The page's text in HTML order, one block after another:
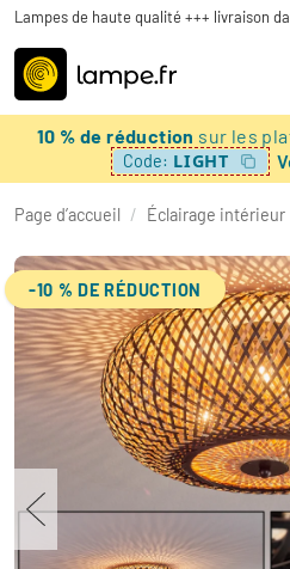
Lampes de haute qualité +++ livraison
10 % de réduction sur les
Code: LIGHT
Page d’accueil / Éclairage intérieur
-10 % DE RÉDUCTION